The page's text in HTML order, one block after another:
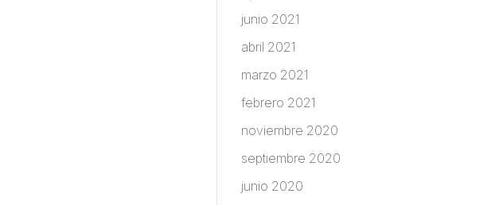
junio 2021
abril 2021
marzo 2021
febrero 2021
noviembre 2020
septiembre 2020
junio 2020